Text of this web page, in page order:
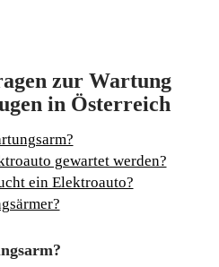
zur Wartung
in Österreich
gewartet werden?
ein Elektroauto?